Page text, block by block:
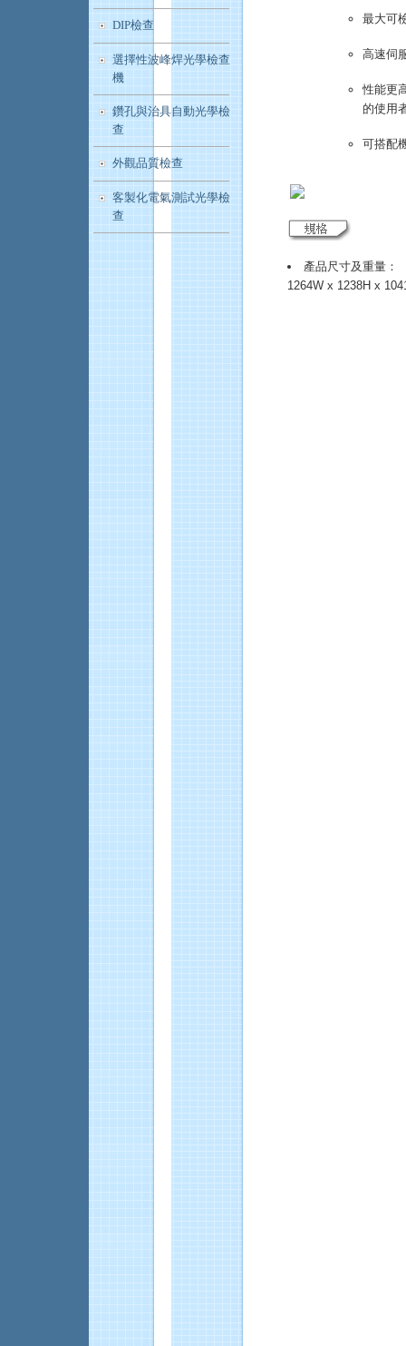
DIP檢查
選擇性波峰焊光學檢查
機
鑽孔與治具自動光學檢
查
外觀品質檢查
客製化電氣測試光學檢
查
最大可
高速伺
性能更
的使用
可搭配
產品尺寸及重量：
1264W x 1238H x